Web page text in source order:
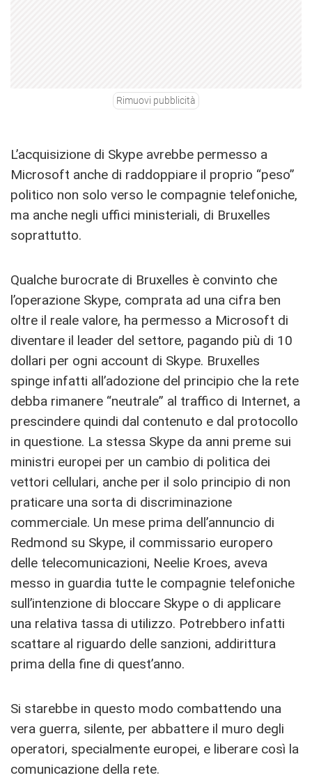
Rimuovi pubblicità
L’acquisizione di Skype avrebbe permesso a
Microsoft anche di raddoppiare il proprio “peso”
politico non solo verso le compagnie telefoniche,
ma anche negli uffici ministeriali, di Bruxelles
soprattutto.
Qualche burocrate di Bruxelles è convinto che
l’operazione Skype, comprata ad una cifra ben
oltre il reale valore, ha permesso a Microsoft di
diventare il leader del settore, pagando più di 10
dollari per ogni account di Skype. Bruxelles
spinge infatti all’adozione del principio che la rete
debba rimanere “neutrale” al traffico di Internet, a
prescindere quindi dal contenuto e dal protocollo
in questione. La stessa Skype da anni preme sui
ministri europei per un cambio di politica dei
vettori cellulari, anche per il solo principio di non
praticare una sorta di discriminazione
commerciale. Un mese prima dell’annuncio di
Redmond su Skype, il commissario europero
delle telecomunicazioni, Neelie Kroes, aveva
messo in guardia tutte le compagnie telefoniche
sull’intenzione di bloccare Skype o di applicare
una relativa tassa di utilizzo. Potrebbero infatti
scattare al riguardo delle sanzioni, addirittura
prima della fine di quest’anno.
Si starebbe in questo modo combattendo una
vera guerra, silente, per abbattere il muro degli
operatori, specialmente europei, e liberare così la
comunicazione della rete.